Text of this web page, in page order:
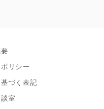
リシー
づく表記
室